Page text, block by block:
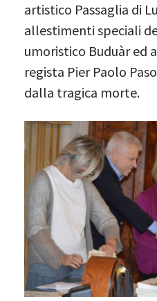
artistico Passaglia di
allestimenti speciali
umoristico Buduàr ed
regista Pier Paolo
dalla tragica morte.